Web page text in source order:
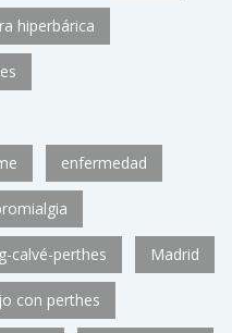
hiperbárica
enfermedad
calvé-perthes Madrid
con perthes